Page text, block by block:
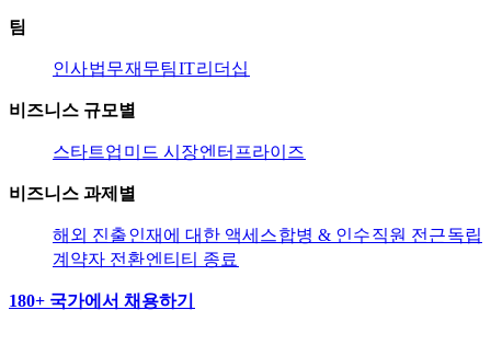
팀​​
인사​​법무​​재무팀​​IT​​리더십​​
비즈니스 규모별​​
스타트업​​ 미드 시장​​엔터프라이즈​​
비즈니스 과제별​​
해외 진출​​인재에 대한 액세스​​합병 & 인수​​직원 전근​​독립
계약자 전환​​엔티티 종료​​
180+ 국가에서 채용하기​​